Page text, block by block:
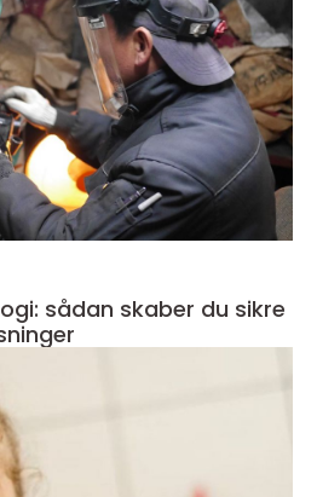
sådan skaber du sikre